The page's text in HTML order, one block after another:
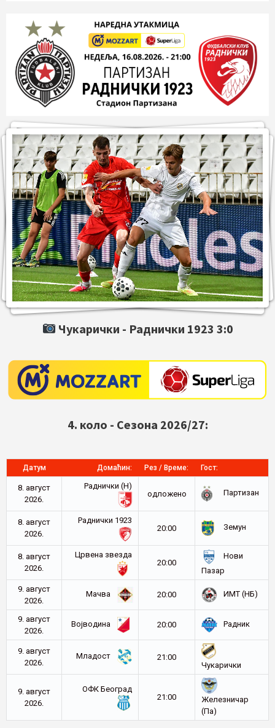
Чукарички - Раднички 1923 3:0
4. коло - Сезона 2026/27:
Датум Домаћин: Рез / Време: Гост:
8. август
2026.
Раднички (Н)
oдложено
Партизан
8. август
2026.
Раднички 1923
20:00
Земун
8. август
2026.
Црвена звезда
20:00
Нови
Пазар
9. август
2026.
Мачва 20:00 ИМТ (НБ)
9. август
2026.
Војводина 20:00 Радник
9. август
2026.
Младост
21:00
Чукарички
9. август
2026.
ОФК Београд
21:00
Железничар
(Па)